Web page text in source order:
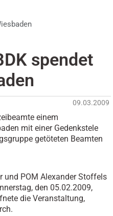
ce
spendet
09.03.2009
einem
mit einer Gedenkstele
getöteten Beamten
und POM Alexander Stoffels
den 05.02.2009,
die Veranstaltung,